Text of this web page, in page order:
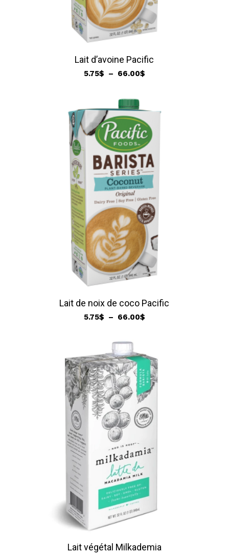
Lait d’avoine Pacific
5.75$ – 66.00$Plage
5.75$
à
66.00$
Lait de noix de coco Pacific
5.75$ – 66.00$Plage
66.00$
Lait végétal Milkademia